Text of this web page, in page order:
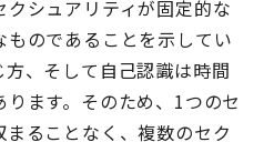
シュアリティが固定的な
のであることを示してい
、そして自己認識は時間
ます。そのため、1つのセ
ることなく、複数のセク